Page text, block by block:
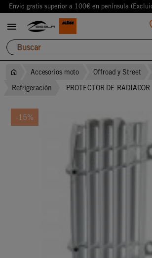
Envio gratis superior a 100€ en península

Accesorios moto Offroad y Street
Refrigeración
PROTECTOR DE RADIADOR
-15%